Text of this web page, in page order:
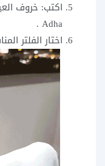
Adha .
اختار الفلتر